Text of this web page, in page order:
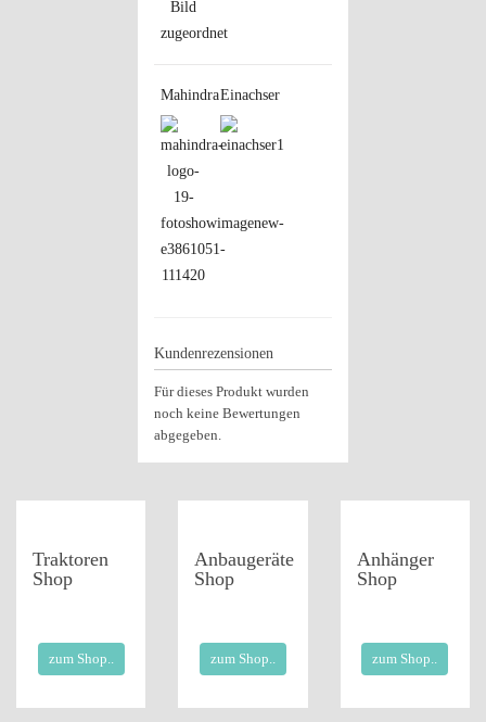
MahindraEinachser
Kundenrezensionen
Für dieses Produkt wurden
noch keine Bewertungen
abgegeben.
Traktoren
Shop
zum Shop..
Anbaugeräte
Shop
zum Shop..
Anhänger
Shop
zum Shop..